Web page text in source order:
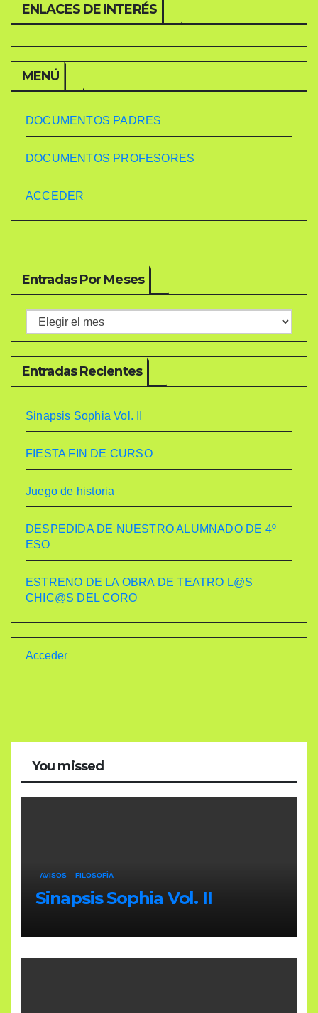
ENLACES DE INTERÉS
MENÚ
DOCUMENTOS PADRES
DOCUMENTOS PROFESORES
ACCEDER
Entradas Por Meses
Entradas
por
Entradas Recientes
Sinapsis Sophia Vol. II
FIESTA FIN DE CURSO
Juego de historia
DESPEDIDA DE NUESTRO ALUMNADO DE 4º
ESO
ESTRENO DE LA OBRA DE TEATRO L@S
CHIC@S DEL CORO
Acceder
You missed
AVISOS FILOSOFÍA
Sinapsis Sophia Vol. II